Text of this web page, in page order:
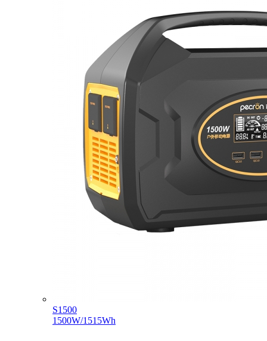
S1500
1500W/1515Wh